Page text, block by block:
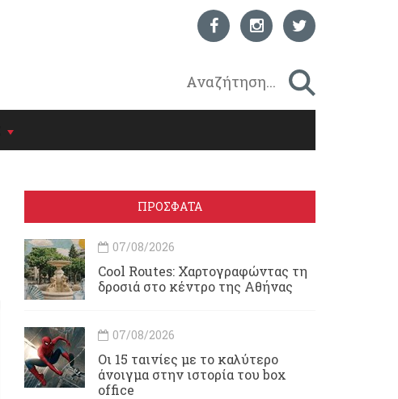
ΠΡΟΣΦΑΤΑ
07/08/2026
Cool Routes: Χαρτογραφώντας τη
δροσιά στο κέντρο της Αθήνας
07/08/2026
Οι 15 ταινίες με το καλύτερο
άνοιγμα στην ιστορία του box
office